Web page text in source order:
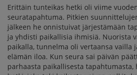
Erittäin tunteikas hetki oli viime
seuratapahtuma. Pitkien
jälkeen he onnistuivat järjestämään
ja yhdisti paikallisia ihmisiä. Nuorista
paikalla, tunnelma oli vertaansa vailla
elämän iloa. Kun seura sai päivän
parhaasta paikallisesta